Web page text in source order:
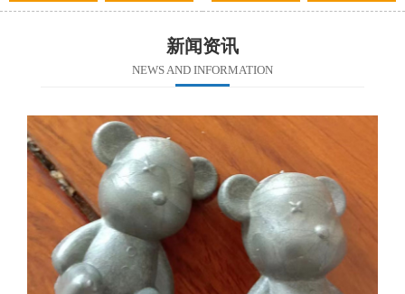
新闻资讯
NEWS AND INFORMATION